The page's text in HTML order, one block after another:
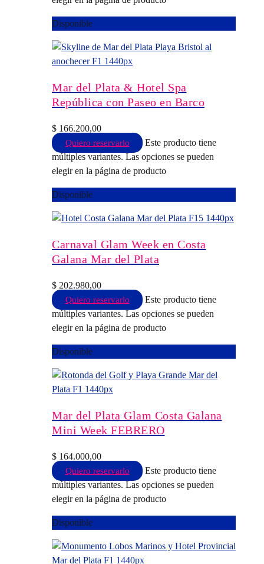
Disponible
Mar del Plata & Hotel Spa
República con Paseo en Barco
$ 166.200,00
Quiero reservarlo
Este producto tiene
múltiples variantes. Las opciones se pueden
elegir en la página de producto
Disponible
Carnaval Glam Week en Costa
Galana Mar del Plata
$ 202.980,00
Quiero reservarlo
Este producto tiene
múltiples variantes. Las opciones se pueden
elegir en la página de producto
Disponible
Mar del Plata Glam Costa Galana
Mini Week FEBRERO
$ 164.000,00
Quiero reservarlo
Este producto tiene
múltiples variantes. Las opciones se pueden
elegir en la página de producto
Disponible